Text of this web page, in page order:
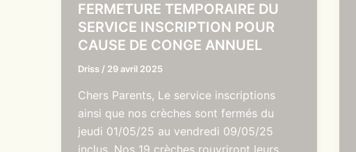
FERMETURE TEMPORAIRE DU
SERVICE INSCRIPTION POUR
CAUSE DE CONGE ANNUEL
Driss / 29 avril 2025
Chers Parents, Le service inscriptions
ainsi que nos crèches sont fermés du
jeudi 01/05/25 au vendredi 09/05/25
inclus. Nos 19 crèches rouvriront leurs